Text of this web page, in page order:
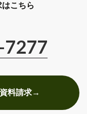
こちら
7277
料請求→